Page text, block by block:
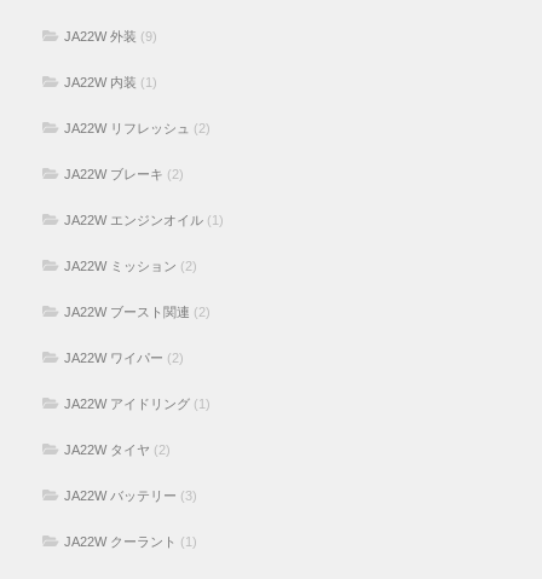
JA22W 外装 (9)
JA22W 内装 (1)
JA22W リフレッシュ (2)
JA22W ブレーキ (2)
JA22W エンジンオイル (1)
JA22W ミッション (2)
JA22W ブースト関連 (2)
JA22W ワイパー (2)
JA22W アイドリング (1)
JA22W タイヤ (2)
JA22W バッテリー (3)
JA22W クーラント (1)